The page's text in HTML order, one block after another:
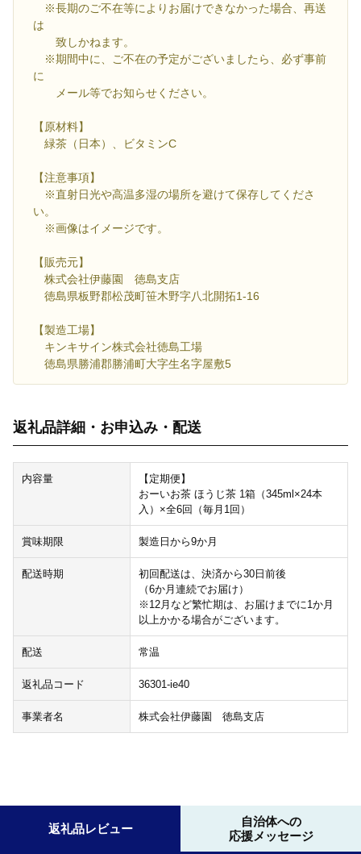
※長期のご不在等によりお届けできなかった場合、再送
は
致しかねます。
※期間中に、ご不在の予定がございましたら、必ず事前
に
メール等でお知らせください。
【原材料】
緑茶（日本）、ビタミンC
【注意事項】
※直射日光や高温多湿の場所を避けて保存してくださ
い。
※画像はイメージです。
【販売元】
株式会社伊藤園 徳島支店
徳島県板野郡松茂町笹木野字八北開拓1-16
【製造工場】
キンキサイン株式会社徳島工場
徳島県勝浦郡勝浦町大字生名字屋敷5
返礼品詳細・お申込み・配送
内容量
【定期便】
おーいお茶 ほうじ茶 1箱（345ml×24本
入）×全6回（毎月1回）
賞味期限 製造日から9か月
配送時期
初回配送は、決済から30日前後
（6か月連続でお届け）
※12月など繁忙期は、お届けまでに1か月
以上かかる場合がございます。
配送 常温
返礼品コード 36301-ie40
事業者名 株式会社伊藤園 徳島支店
返礼品レビュー
自治体への
応援メッセージ